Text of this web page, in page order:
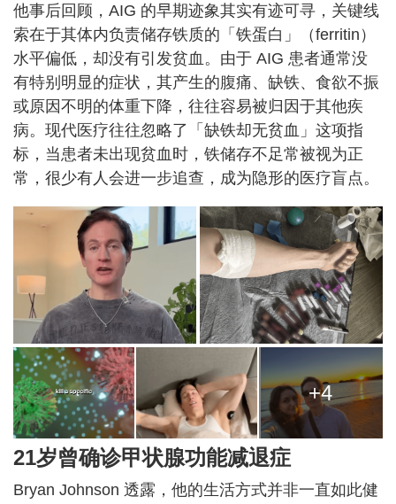
他事后回顾，AIG 的早期迹象其实有迹可寻，关键线
索在于其体内负责储存铁质的「铁蛋白」（ferritin）
水平偏低，却没有引发贫血。由于 AIG 患者通常没
有特别明显的症状，其产生的腹痛、缺铁、食欲不振
或原因不明的体重下降，往往容易被归因于其他疾
病。现代医疗往往忽略了「缺铁却无贫血」这项指
标，当患者未出现贫血时，铁储存不足常被视为正
常，很少有人会进一步追查，成为隐形的医疗盲点。
+4
21岁曾确诊甲状腺功能减退症
Bryan Johnson 透露，他的生活方式并非一直如此健